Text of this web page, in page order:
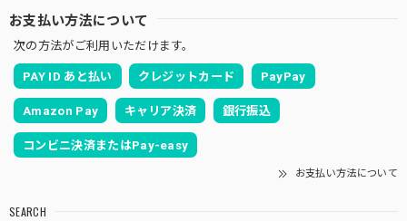
お支払い方法について
次の方法がご利用いただけます。
PAY ID あと払い クレジットカード PayPay
Amazon Pay キャリア決済 銀行振込
コンビニ決済またはPay-easy
お支払い方法について
SEARCH